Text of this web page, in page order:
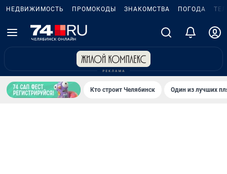
НЕДВИЖИМОСТЬ ПРОМОКОДЫ ЗНАКОМСТВА ПОГОДА
Кто строит Челябинск Один из лучших